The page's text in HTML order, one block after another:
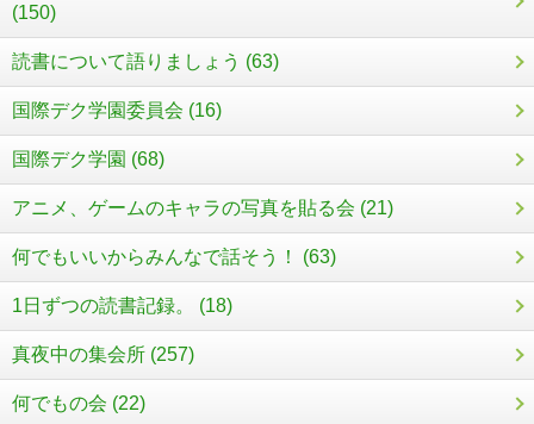
(150)
読書について語りましょう (63)
国際デク学園委員会 (16)
国際デク学園 (68)
アニメ、ゲームのキャラの写真を貼る会 (21)
何でもいいからみんなで話そう！ (63)
1日ずつの読書記録。 (18)
真夜中の集会所 (257)
何でもの会 (22)